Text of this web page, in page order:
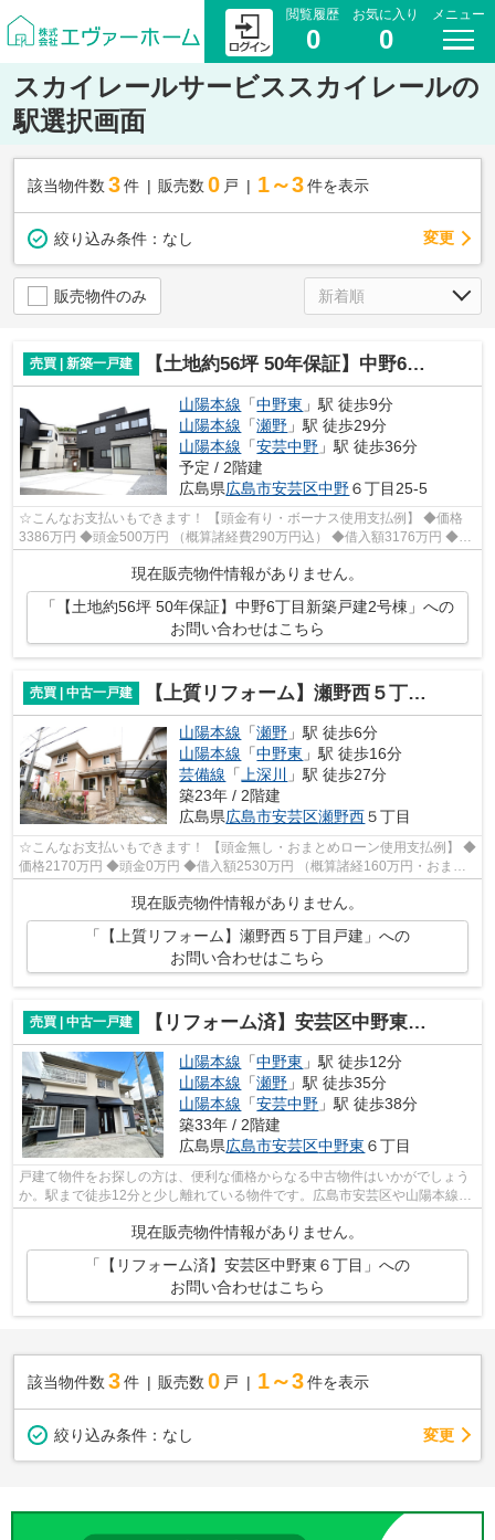
閲覧履歴
0
お気に入り
0
メニュー
スカイレールサービススカイレールの
駅選択画面
該当物件数 3件 販売数 0 戸 1～3 件を表示
絞り込み条件： なし 変更
販売物件のみ
売買 | 新築一戸建 【土地約56坪 50年保証】中野6丁目新築戸建2号棟
山陽本線 「中野東 」駅 徒歩9分
山陽本線 「瀬野 」駅 徒歩29分
山陽本線 「安芸中野 」駅 徒歩36分
予定 / 2階建
広島県広島市安芸区中野６丁目25-5
☆こんなお支払いもできます！ 【頭金有り・ボーナス使用支払例】 ◆価格
3386万円 ◆頭金500万円 （概算諸経費290万円込） ◆借入額3176万円 ◆年
現在販売物件情報がありません。
「【土地約56坪 50年保証】中野6丁目新築戸建2号棟」への
お問い合わせはこちら
売買 | 中古一戸建 【上質リフォーム】瀬野西５丁目戸建
山陽本線 「瀬野 」駅 徒歩6分
山陽本線 「中野東 」駅 徒歩16分
芸備線 「上深川
」駅 徒歩27分
築23年 / 2階建
広島県広島市安芸区瀬野西５丁目
☆こんなお支払いもできます！ 【頭金無し・おまとめローン使用支払例】 ◆
価格2170万円 ◆頭金0万円 ◆借入額2530万円 （概算諸経160万円・おまと
現在販売物件情報がありません。
「【上質リフォーム】瀬野西５丁目戸建」への
お問い合わせはこちら
売買 | 中古一戸建 【リフォーム済】安芸区中野東６丁目
山陽本線 「中野東 」駅 徒歩12分
山陽本線 「瀬野 」駅 徒歩35分
山陽本線 「安芸中野 」駅 徒歩38分
築33年 / 2階建
広島県広島市安芸区中野東 ６丁目
戸建て物件をお探しの方は、便利な価格からなる中古物件はいかがでしょう
か。駅まで徒歩12分と少し離れている物件です。広島市安芸区や山陽本線中
野東付近の物件情報を、当社スタッフ...
現在販売物件情報がありません。
「【リフォーム済】安芸区中野東６丁目」への
お問い合わせはこちら
該当物件数 3件 販売数 0 戸 1～3 件を表示
絞り込み条件： なし 変更